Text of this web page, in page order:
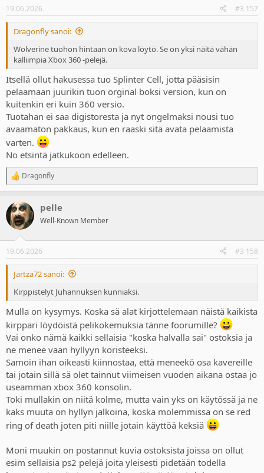
s
:
19.06.2026 #3 157
Dragonfly sanoi:
Wolverine tuohon hintaan on kova löytö. Se on yksi näitä vähän
kalliimpia Xbox 360 -pelejä.
Itsellä ollut hakusessa tuo Splinter Cell, jotta pääsisin
pelaamaan juurikin tuon orginal boksi version, kun on
kuitenkin eri kuin 360 versio.
Tuotahan ei saa digistoresta ja nyt ongelmaksi nousi tuo
avaamaton pakkaus, kun en raaski sitä avata pelaamista
varten.
No etsintä jatkukoon edelleen.
R
e
c
t
i
s
:
Dragonfly
pelle
Well-Known Member
19.06.2026 #3 158
Jartza72 sanoi:
Kirppistelyt Juhannuksen kunniaksi.
Mulla on kysymys. Koska sä alat kirjottelemaan näistä kaikista
kirppari löydöistä pelikokemuksia tänne foorumille?
Vai onko nämä kaikki sellaisia "koska halvalla sai" ostoksia ja
ne menee vaan hyllyyn koristeeksi.
Samoin ihan oikeasti kiinnostaa, että meneekö osa kavereille
tai jotain sillä sä olet tainnut viimeisen vuoden aikana ostaa jo
useamman xbox 360 konsolin.
Toki mullakin on niitä kolme, mutta vain yks on käytössä ja ne
kaks muuta on hyllyn jalkoina, koska molemmissa on se red
ring of death joten piti niille jotain käyttöä keksiä
Moni muukin on postannut kuvia ostoksista joissa on ollut
esim sellaisia ps2 pelejä joita yleisesti pidetään todella